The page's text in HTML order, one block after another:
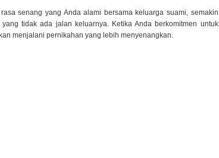
senang yang Anda alami bersama keluarga suami, semakin
tidak ada jalan keluarnya. Ketika Anda berkomitmen untuk
menjalani pernikahan yang lebih menyenangkan.